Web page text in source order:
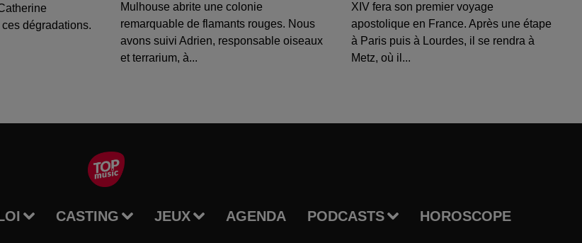
dégradations.
Mulhouse abrite une colonie
remarquable de flamants rouges. Nous
avons suivi Adrien, responsable oiseaux
et terrarium, à...
XIV fera son premier voyage
apostolique en France. Après une étape
à Paris puis à Lourdes, il se rendra à
Metz, où il...
CASTING JEUX AGENDA PODCASTS HOROSCOPE